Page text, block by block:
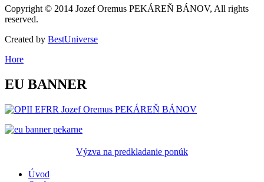
Copyright © 2014 Jozef Oremus PEKÁREŇ BÁNOV, All rights
reserved.
Created by BestUniverse
Hore
EU BANNER
Výzva na predkladanie ponúk
Úvod